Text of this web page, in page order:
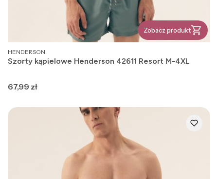
Zobacz produkt
PRODUCENT
HENDERSON
Szorty kąpielowe Henderson 42611 Resort M-4XL
Cena
67,99 zł